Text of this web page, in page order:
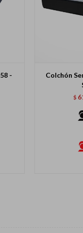
-
Colchón
$